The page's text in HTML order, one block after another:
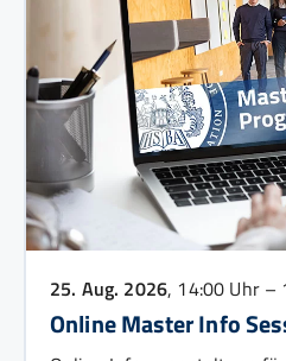
25. Aug. 2026, 14:00 Uhr –
Online Master Info